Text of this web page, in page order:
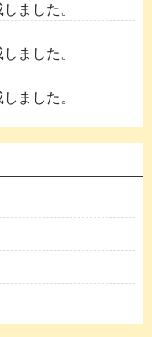
ました。
ました。
ました。